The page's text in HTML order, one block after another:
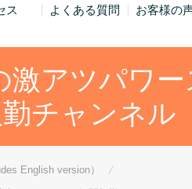
ス よくある質問 お客様の
激アツパワ
チャンネル
English version）